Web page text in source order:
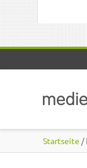
Startseite /